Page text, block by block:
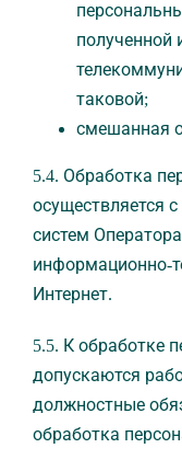
таковой;
смешанная
5.4. Обработка
осуществляется
систем
информационно-
Интернет.
5.5. К обработке
допускаются
должностные
обработка